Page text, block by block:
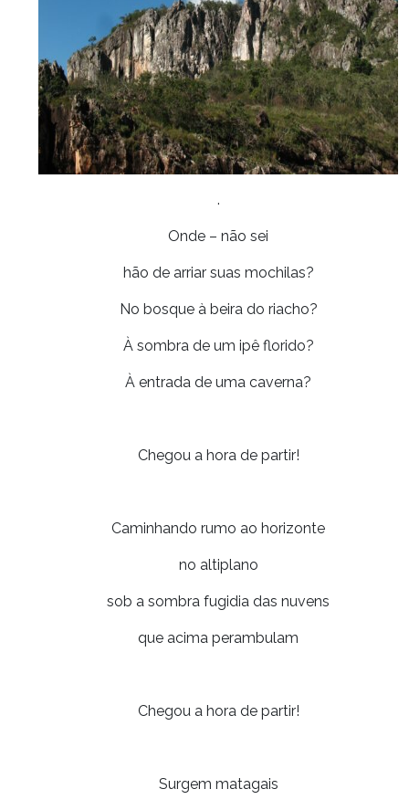
.
Onde – não sei
hão de arriar suas mochilas?
No bosque à beira do riacho?
À sombra de um ipê florido?
À entrada de uma caverna?
Chegou a hora de partir!
Caminhando rumo ao horizonte
no altiplano
sob a sombra fugidia das nuvens
que acima perambulam
Chegou a hora de partir!
Surgem matagais